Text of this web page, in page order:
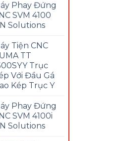
Phay Đứng
SVM 4100
Solutions
Tiện CNC
TT
Trục
Với Đầu Gá
Kép Trục Y
Phay Đứng
SVM 4100i
Solutions